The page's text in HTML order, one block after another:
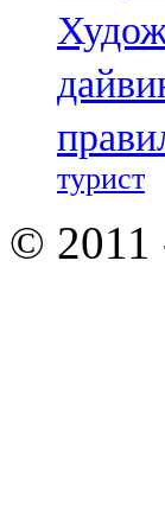
турист
© 2011